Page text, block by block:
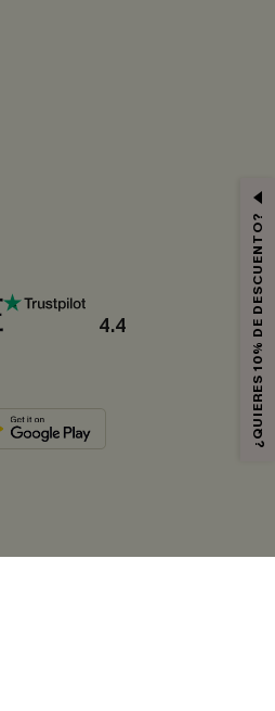
4.4 ¿QUIERES 10% DE DESCUENTO?